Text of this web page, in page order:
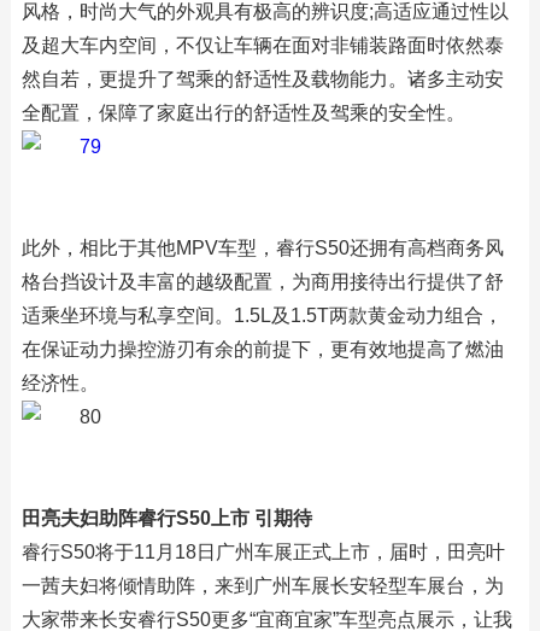
风格，时尚大气的外观具有极高的辨识度;高适应通过性以
及超大车内空间，不仅让车辆在面对非铺装路面时依然泰
然自若，更提升了驾乘的舒适性及载物能力。诸多主动安
全配置，保障了家庭出行的舒适性及驾乘的安全性。
此外，相比于其他MPV车型，睿行S50还拥有高档商务风
格台挡设计及丰富的越级配置，为商用接待出行提供了舒
适乘坐环境与私享空间。1.5L及1.5T两款黄金动力组合，
在保证动力操控游刃有余的前提下，更有效地提高了燃油
经济性。
田亮夫妇助阵睿行S50上市 引期待
睿行S50将于11月18日广州车展正式上市，届时，田亮叶
一茜夫妇将倾情助阵，来到广州车展长安轻型车展台，为
大家带来长安睿行S50更多“宜商宜家”车型亮点展示，让我